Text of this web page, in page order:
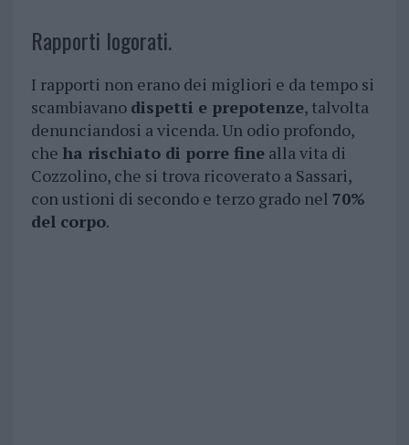
Rapporti logorati.
I rapporti non erano dei migliori e da tempo si
scambiavano dispetti e prepotenze, talvolta
denunciandosi a vicenda. Un odio profondo,
che ha rischiato di porre finealla vita di
Cozzolino, che si trova ricoverato a Sassari,
con ustioni di secondo e terzo grado nel 70%
del corpo.